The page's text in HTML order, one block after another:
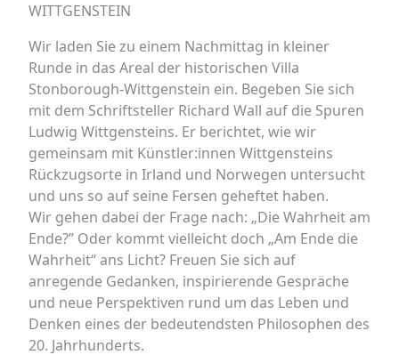
WITTGENSTEIN
Wir laden Sie zu einem Nachmittag in kleiner
Runde in das Areal der historischen Villa
Stonborough-Wittgenstein ein. Begeben Sie sich
mit dem Schriftsteller Richard Wall auf die Spuren
Ludwig Wittgensteins. Er berichtet, wie wir
gemeinsam mit Künstler:innen Wittgensteins
Rückzugsorte in Irland und Norwegen untersucht
und uns so auf seine Fersen geheftet haben.
Wir gehen dabei der Frage nach: „Die Wahrheit am
Ende?” Oder kommt vielleicht doch „Am Ende die
Wahrheit“ ans Licht? Freuen Sie sich auf
anregende Gedanken, inspirierende Gespräche
und neue Perspektiven rund um das Leben und
Denken eines der bedeutendsten Philosophen des
20. Jahrhunderts.